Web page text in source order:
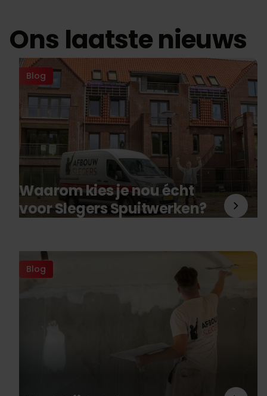
Ons laatste nieuws
Blog
Waarom kies je nou écht
voor Slegers Spuitwerken?
Blog